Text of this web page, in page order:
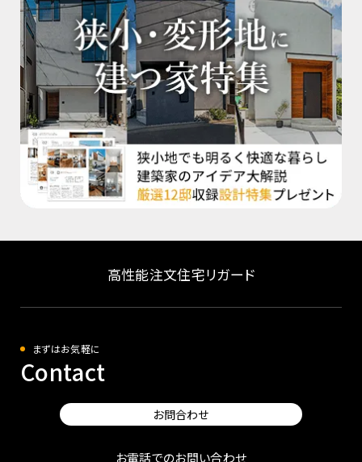
高性能注文住宅リガード
まずはお気軽に
Contact
お問合わせ
お電話でのお問い合わせ